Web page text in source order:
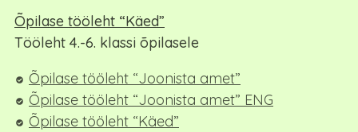
Õpilase tööleht “Käed”
Tööleht 4.-6. klassi õpilasele
Õpilase tööleht “Joonista amet”
Õpilase tööleht “Joonista amet” ENG
Õpilase tööleht “Käed”